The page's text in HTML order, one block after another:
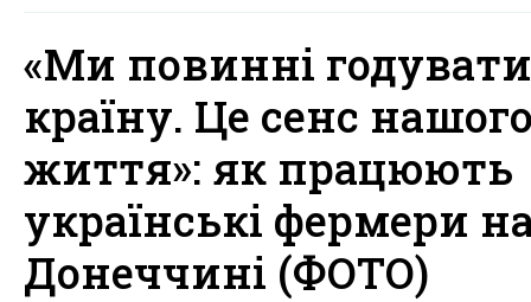
«Ми повинні годувати
країну. Це сенс
життя»: як працюють
українські фермери
Донеччині (ФОТО)